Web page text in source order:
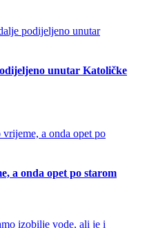
unutar Katoličke
a onda opet po starom